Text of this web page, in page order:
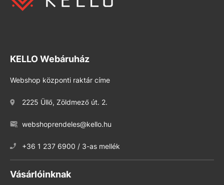
KELLO Webáruház
Webshop központi raktár címe
2225 Üllő, Zöldmező út. 2.
webshoprendeles@kello.hu
+36 1 237 6900 / 3-as mellék
Vásárlóinknak